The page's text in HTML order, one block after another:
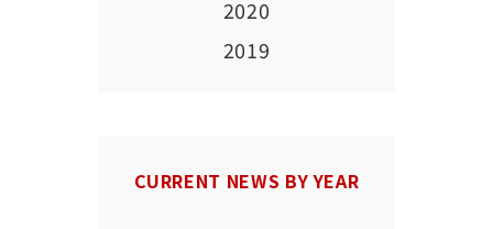
2020
2019
CURRENT NEWS BY YEAR